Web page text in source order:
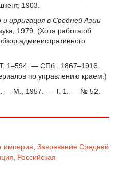
1903.
и ирригация в Средней Азии
1979. (Хотя работа об
административного
1–594. — СПб., 1867–1916.
по управлению краем.)
— М., 1957. — Т. 1. — № 52.
империя Завоевание Средней
Российская